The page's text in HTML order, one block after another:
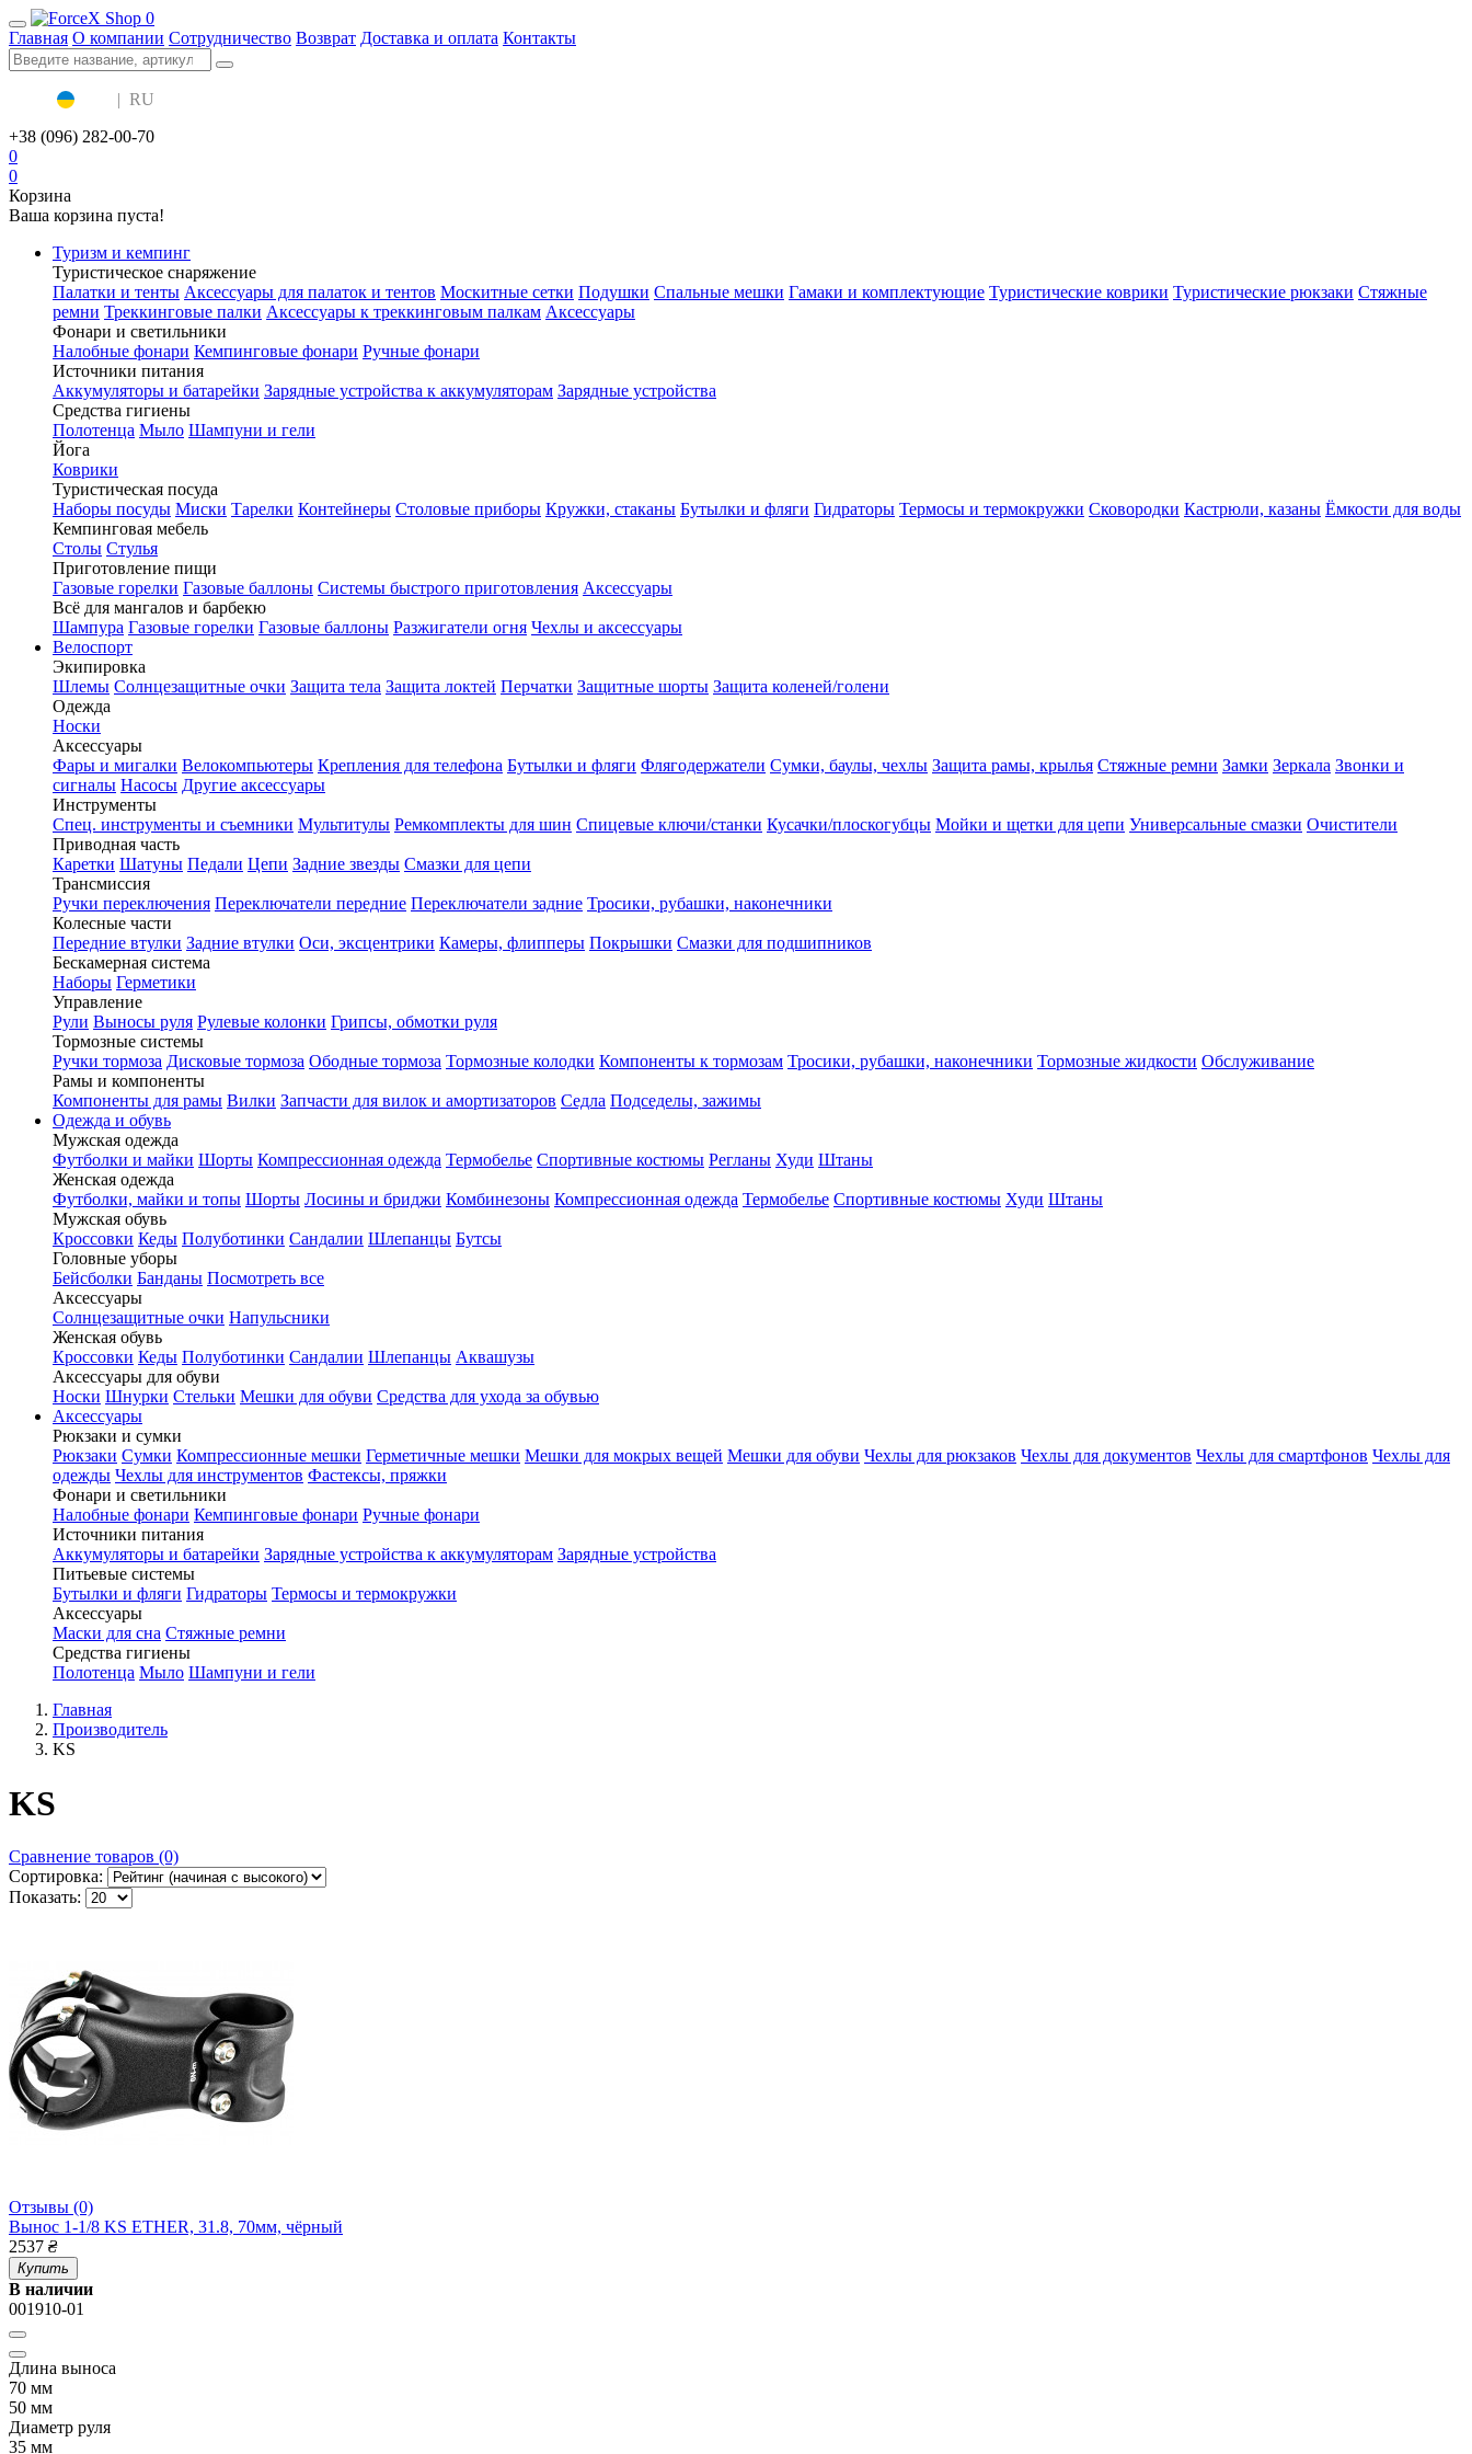
0
Главная О компании Сотрудничество Возврат Доставка и оплата Контакты
| RU
+38 (096) 282-00-70
0
0
Корзина
Ваша корзина пуста!
Туризм и кемпинг
Туристическое снаряжение
Палатки и тенты Аксессуары для палаток и тентов Москитные сетки Подушки Спальные мешки Гамаки и комплектующие Туристические коврики Туристические рюкзаки Стяжные
ремни Треккинговые палки Аксессуары к треккинговым палкам Аксессуары
Фонари и светильники
Налобные фонари Кемпинговые фонари Ручные фонари
Источники питания
Аккумуляторы и батарейки Зарядные устройства к аккумуляторам Зарядные устройства
Средства гигиены
Полотенца Мыло Шампуни и гели
Йога
Коврики
Туристическая посуда
Наборы посуды Миски Тарелки Контейнеры Столовые приборы Кружки, стаканы Бутылки и фляги Гидраторы Термосы и термокружки Сковородки Кастрюли, казаны Ёмкости для воды
Кемпинговая мебель
Столы Стулья
Приготовление пищи
Газовые горелки Газовые баллоны Системы быстрого приготовления Аксессуары
Всё для мангалов и барбекю
Шампура Газовые горелки Газовые баллоны Разжигатели огня Чехлы и аксессуары
Велоспорт
Экипировка
Шлемы Солнцезащитные очки Защита тела Защита локтей Перчатки Защитные шорты Защита коленей/голени
Одежда
Носки
Аксессуары
Фары и мигалки Велокомпьютеры Крепления для телефона Бутылки и фляги Флягодержатели Сумки, баулы, чехлы Защита рамы, крылья Стяжные ремни Замки Зеркала Звонки и
сигналы Насосы Другие аксессуары
Инструменты
Спец. инструменты и съемники Мультитулы Ремкомплекты для шин Спицевые ключи/станки Кусачки/плоскогубцы Мойки и щетки для цепи Универсальные смазки Очистители
Приводная часть
Каретки Шатуны Педали Цепи Задние звезды Смазки для цепи
Трансмиссия
Ручки переключения Переключатели передние Переключатели задние Тросики, рубашки, наконечники
Колесные части
Передние втулки Задние втулки Оси, эксцентрики Камеры, флипперы Покрышки Смазки для подшипников
Бескамерная система
Наборы Герметики
Управление
Рули Выносы руля Рулевые колонки Грипсы, обмотки руля
Тормозные системы
Ручки тормоза Дисковые тормоза Ободные тормоза Тормозные колодки Компоненты к тормозам Тросики, рубашки, наконечники Тормозные жидкости Обслуживание
Рамы и компоненты
Компоненты для рамы Вилки Запчасти для вилок и амортизаторов Седла Подседелы, зажимы
Одежда и обувь
Мужская одежда
Футболки и майки Шорты Компрессионная одежда Термобелье Спортивные костюмы Регланы Худи Штаны
Женская одежда
Футболки, майки и топы Шорты Лосины и бриджи Комбинезоны Компрессионная одежда Термобелье Спортивные костюмы Худи Штаны
Мужская обувь
Кроссовки Кеды Полуботинки Сандалии Шлепанцы Бутсы
Головные уборы
Бейсболки Банданы Посмотреть все
Аксессуары
Солнцезащитные очки Напульсники
Женская обувь
Кроссовки Кеды Полуботинки Сандалии Шлепанцы Аквашузы
Аксессуары для обуви
Носки Шнурки Стельки Мешки для обуви Средства для ухода за обувью
Аксессуары
Рюкзаки и сумки
Рюкзаки Сумки Компрессионные мешки Герметичные мешки Мешки для мокрых вещей Мешки для обуви Чехлы для рюкзаков Чехлы для документов Чехлы для смартфонов Чехлы для
одежды Чехлы для инструментов Фастексы, пряжки
Фонари и светильники
Налобные фонари Кемпинговые фонари Ручные фонари
Источники питания
Аккумуляторы и батарейки Зарядные устройства к аккумуляторам Зарядные устройства
Питьевые системы
Бутылки и фляги Гидраторы Термосы и термокружки
Аксессуары
Маски для сна Стяжные ремни
Средства гигиены
Полотенца Мыло Шампуни и гели
Главная
Производитель
KS
KS
Сравнение товаров (0)
Сортировка:
Показать:
Отзывы (0)
Вынос 1-1/8 KS ETHER, 31.8, 70мм, чёрный
2537 ₴
Купить
В наличии
001910-01
Длина выноса
70 мм
50 мм
Диаметр руля
35 мм